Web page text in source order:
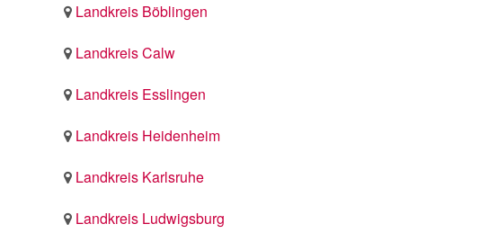
Landkreis Böblingen
Landkreis Calw
Landkreis Esslingen
Landkreis Heidenheim
Landkreis Karlsruhe
Landkreis Ludwigsburg